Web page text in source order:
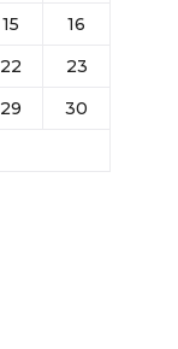
15
16
22
23
29
30